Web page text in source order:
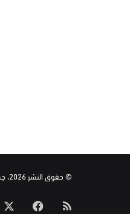
© حقوق النشر 2026، جميع الحقوق محفوظة هنا24
ملخص فيسبوك